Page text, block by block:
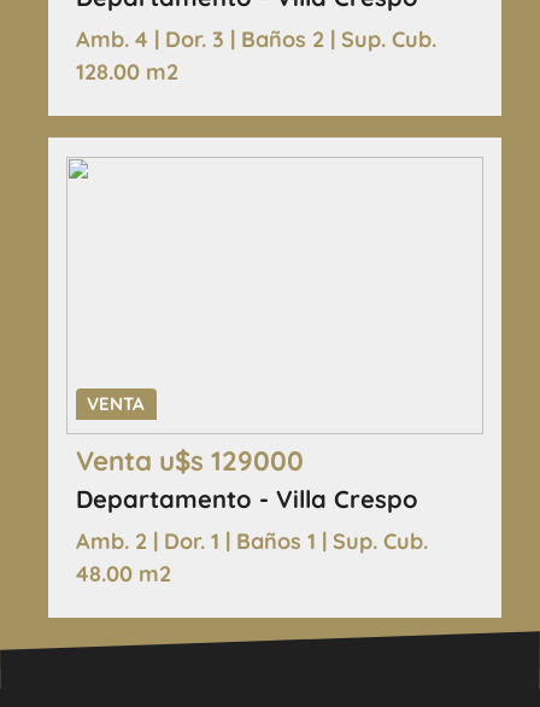
Amb. 4 | Dor. 3 | Baños 2 | Sup. Cub.
128.00 m2
VENTA
Venta u$s 129000
Departamento - Villa Crespo
Amb. 2 | Dor. 1 | Baños 1 | Sup. Cub.
48.00 m2